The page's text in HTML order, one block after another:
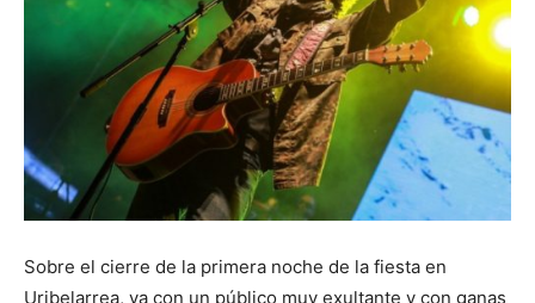
Sobre el cierre de la primera noche de la fiesta en
Uribelarrea, ya con un público muy exultante y con ganas